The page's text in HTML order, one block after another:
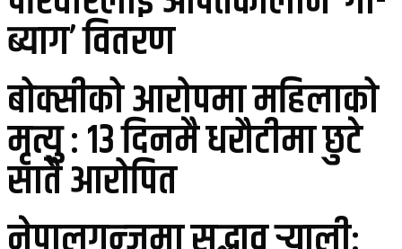
ब्याग’ वितरण
बोक्सीको आरोपमा महिलाको
मृत्यु : १३ दिनमै धरौटीमा छुटे
सातै आरोपित